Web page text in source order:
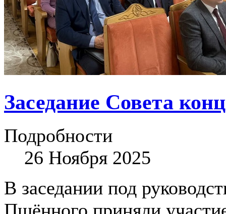
Заседание Совета
Подробности
26 Ноября 2025
В заседании под
Пшённого приняли